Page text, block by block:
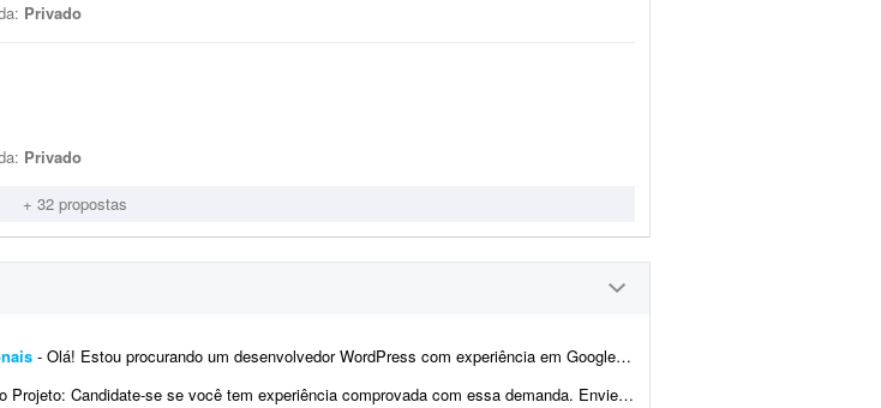
Privado
Privado
+ 32 propostas
- Olá! Estou procurando um desenvolvedor WordPress com experiência em Google Tag Manager, Google Analytics 4 e Google Consent Mode v2 para realizar adequações técni...
se se você tem experiência comprovada com essa demanda. Envie junto à proposta sites que fez com Elementor, incluindo wireframes/ar...